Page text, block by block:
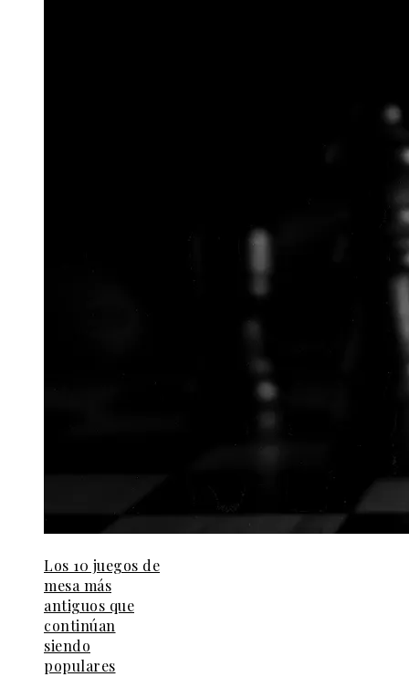
Los 10 juegos de
mesa más
antiguos que
continúan
siendo
populares